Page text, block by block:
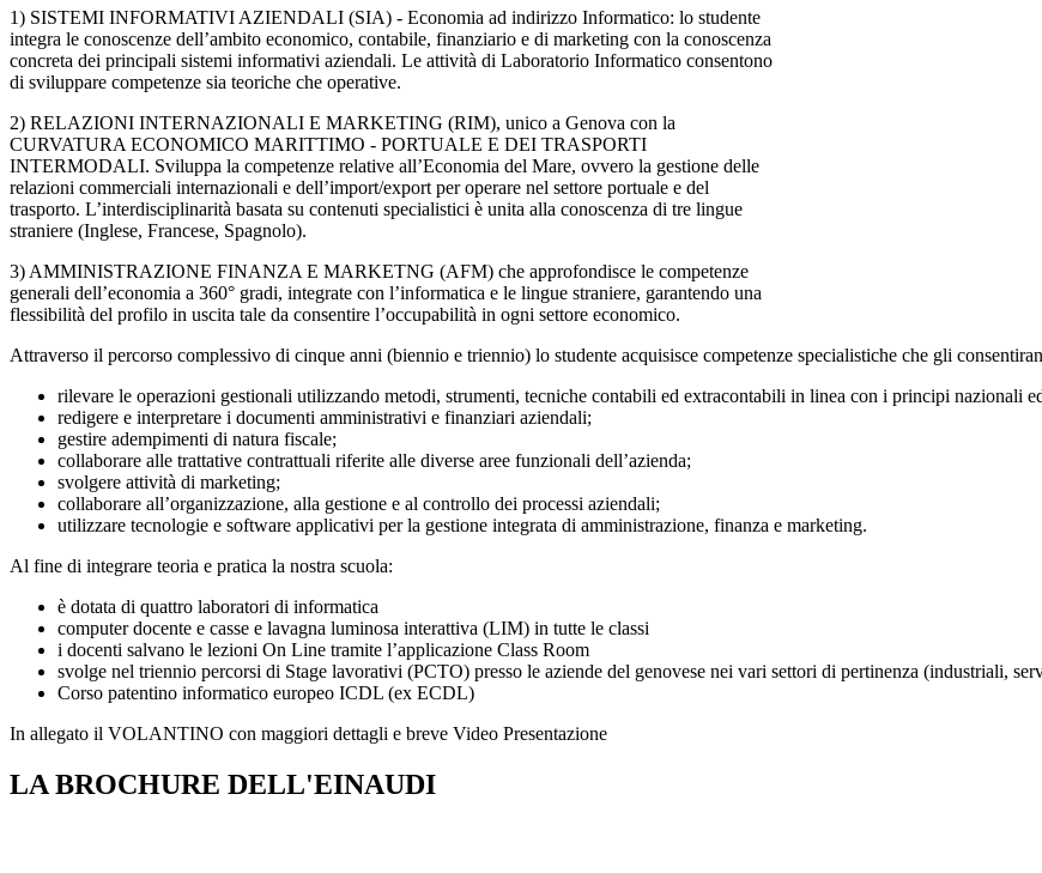
1) SISTEMI INFORMATIVI AZIENDALI (SIA) - Economia ad indirizzo Informatico: lo studente
integra le conoscenze dell’ambito economico, contabile, finanziario e di marketing con la conoscenza
concreta dei principali sistemi informativi aziendali. Le attività di Laboratorio Informatico consentono
di sviluppare competenze sia teoriche che operative.
2) RELAZIONI INTERNAZIONALI E MARKETING (RIM), unico a Genova con la
CURVATURA ECONOMICO MARITTIMO - PORTUALE E DEI TRASPORTI
INTERMODALI. Sviluppa la competenze relative all’Economia del Mare, ovvero la gestione delle
relazioni commerciali internazionali e dell’import/export per operare nel settore portuale e del
trasporto. L’interdisciplinarità basata su contenuti specialistici è unita alla conoscenza di tre lingue
straniere (Inglese, Francese, Spagnolo).
3) AMMINISTRAZIONE FINANZA E MARKETNG (AFM) che approfondisce le competenze
generali dell’economia a 360° gradi, integrate con l’informatica e le lingue straniere, garantendo una
flessibilità del profilo in uscita tale da consentire l’occupabilità in ogni settore economico.
Attraverso il percorso complessivo di cinque anni (biennio e triennio) lo studente acquisisce competenze specialistiche che gli
rilevare le operazioni gestionali utilizzando metodi, strumenti, tecniche contabili ed extracontabili in linea con i principi nazionali
redigere e interpretare i documenti amministrativi e finanziari aziendali;
gestire adempimenti di natura fiscale;
collaborare alle trattative contrattuali riferite alle diverse aree funzionali dell’azienda;
svolgere attività di marketing;
collaborare all’organizzazione, alla gestione e al controllo dei processi aziendali;
utilizzare tecnologie e software applicativi per la gestione integrata di amministrazione, finanza e marketing.
Al fine di integrare teoria e pratica la nostra scuola:
è dotata di quattro laboratori di informatica
computer docente e casse e lavagna luminosa interattiva (LIM) in tutte le classi
i docenti salvano le lezioni On Line tramite l’applicazione Class Room
svolge nel triennio percorsi di Stage lavorativi (PCTO) presso le aziende del genovese nei vari settori di pertinenza (industriali,
Corso patentino informatico europeo ICDL (ex ECDL)
In allegato il VOLANTINO con maggiori dettagli e breve Video Presentazione
LA BROCHURE DELL'EINAUDI